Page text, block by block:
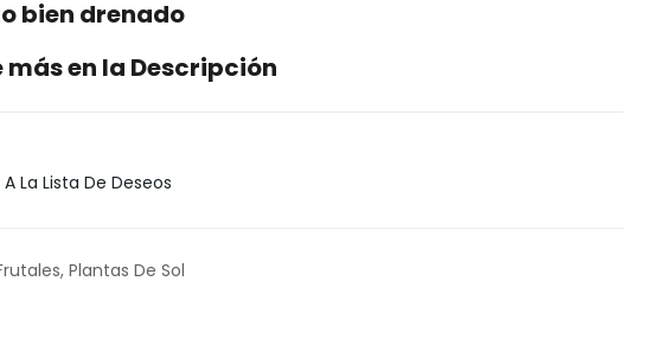
bien drenado
más en la Descripción
La Lista De Deseos
, Plantas De Sol